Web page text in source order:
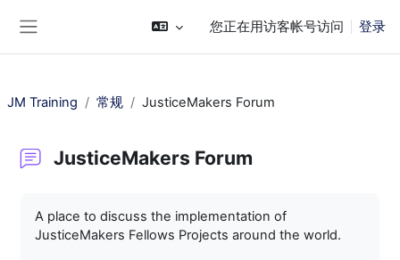
您正在用访客帐号访问 登录
JM Training 常规 JusticeMakers Forum
JusticeMakers Forum
A place to discuss the implementation of
JusticeMakers Fellows Projects around the world.